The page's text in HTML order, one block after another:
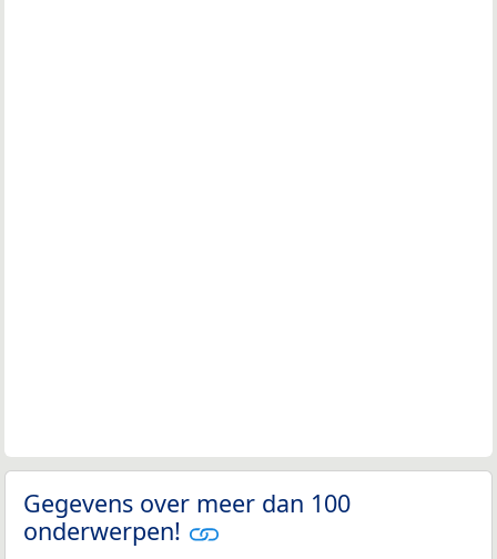
Gegevens over meer dan 100
onderwerpen!